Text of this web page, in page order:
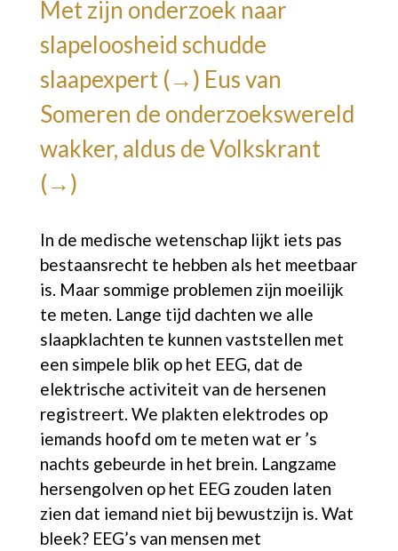
Met zijn onderzoek naar
slapeloosheid schudde
slaapexpert (→) Eus van
Someren de onderzoekswereld
wakker, aldus deVolkskrant
(→)
In de medische wetenschap lijkt iets pas
bestaansrecht te hebben als het meetbaar
is. Maar sommige problemen zijn moeilijk
te meten. Lange tijd dachten we alle
slaapklachten te kunnen vaststellen met
een simpele blik op het EEG, dat de
elektrische activiteit van de hersenen
registreert. We plakten elektrodes op
iemands hoofd om te meten wat er ’s
nachts gebeurde in het brein. Langzame
hersengolven op het EEG zouden laten
zien dat iemand niet bij bewustzijn is. Wat
bleek? EEG’s van mensen met